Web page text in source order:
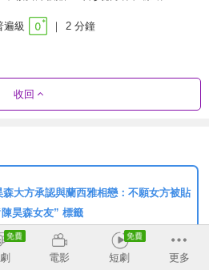
遍級 2 分鐘
收回
森大方承認與蘭西雅相戀：不願女方被貼
昊森女友” 標籤
電影 短劇 更多